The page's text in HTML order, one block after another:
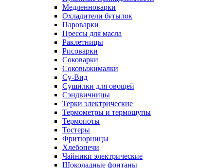
Медленноварки
Охладители бутылок
Пароварки
Прессы для масла
Раклетницы
Рисоварки
Соковарки
Соковыжималки
Су-Вид
Сушилки для овощей
Сэндвичницы
Терки электрические
Термометры и термощупы
Термопоты
Тостеры
Фритюрницы
Хлебопечи
Чайники электрические
Шоколадные фонтаны